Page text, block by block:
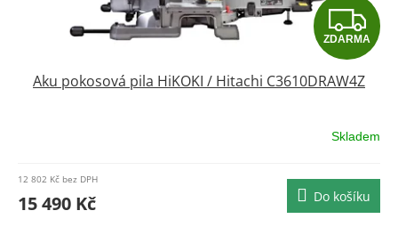
Z
D
A
R
M
A
ZDARMA
Aku pokosová pila HiKOKI / Hitachi C3610DRAW4Z
Skladem
12 802 Kč bez DPH
15 490 Kč Do košíku